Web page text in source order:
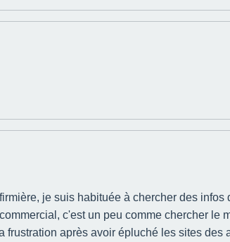
je suis habituée à chercher des infos
c'est un peu comme chercher le
après avoir épluché les sites des